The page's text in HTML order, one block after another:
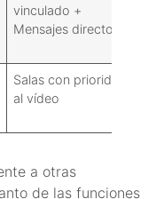
vinculado +
Mensajes directos
Salas con prioridad
al vídeo
a otras
de las funciones